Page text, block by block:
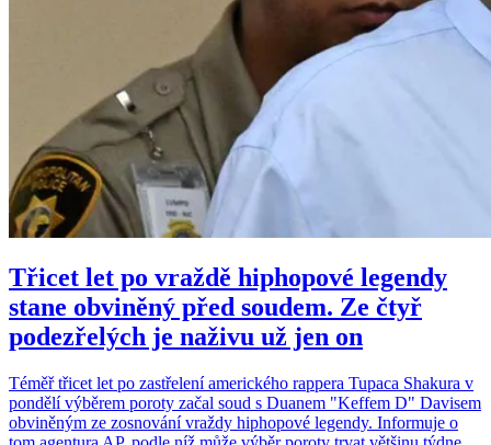
Třicet let po vraždě hiphopové legendy
stane obviněný před soudem. Ze čtyř
podezřelých je naživu už jen on
Téměř třicet let po zastřelení amerického rappera Tupaca Shakura v
pondělí výběrem poroty začal soud s Duanem "Keffem D" Davisem
obviněným ze zosnování vraždy hiphopové legendy. Informuje o